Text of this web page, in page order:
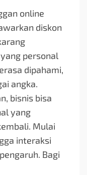
online
diskon
personal
dipahami,
angka.
bisnis bisa
yang
Mulai
interaksi
Bagi